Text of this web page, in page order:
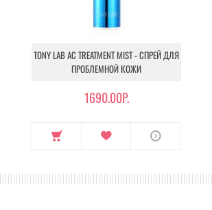
TONY LAB AC TREATMENT MIST - СПРЕЙ ДЛЯ
ПРОБЛЕМНОЙ КОЖИ
1690.00Р.